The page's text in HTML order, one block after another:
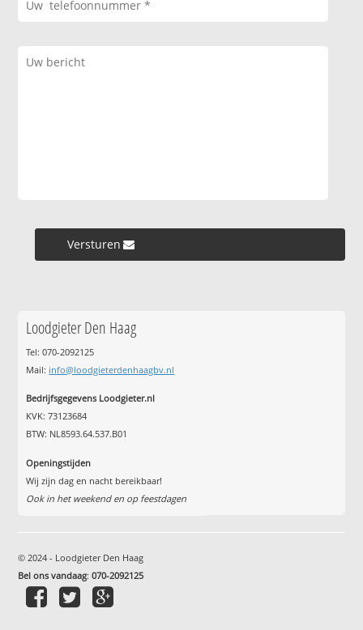
Versturen »
Loodgieter Den Haag
Tel: 070-2092125
Mail: info@loodgieterdenhaagbv.nl
Bedrijfsgegevens Loodgieter.nl
KVK: 73123684
BTW: NL8593.64.537.B01
Openingstijden
Wij zijn dag en nacht bereikbaar!
Ook in het weekend en op feestdagen
© 2024 - Loodgieter Den Haag
Bel ons vandaag:070-2092125